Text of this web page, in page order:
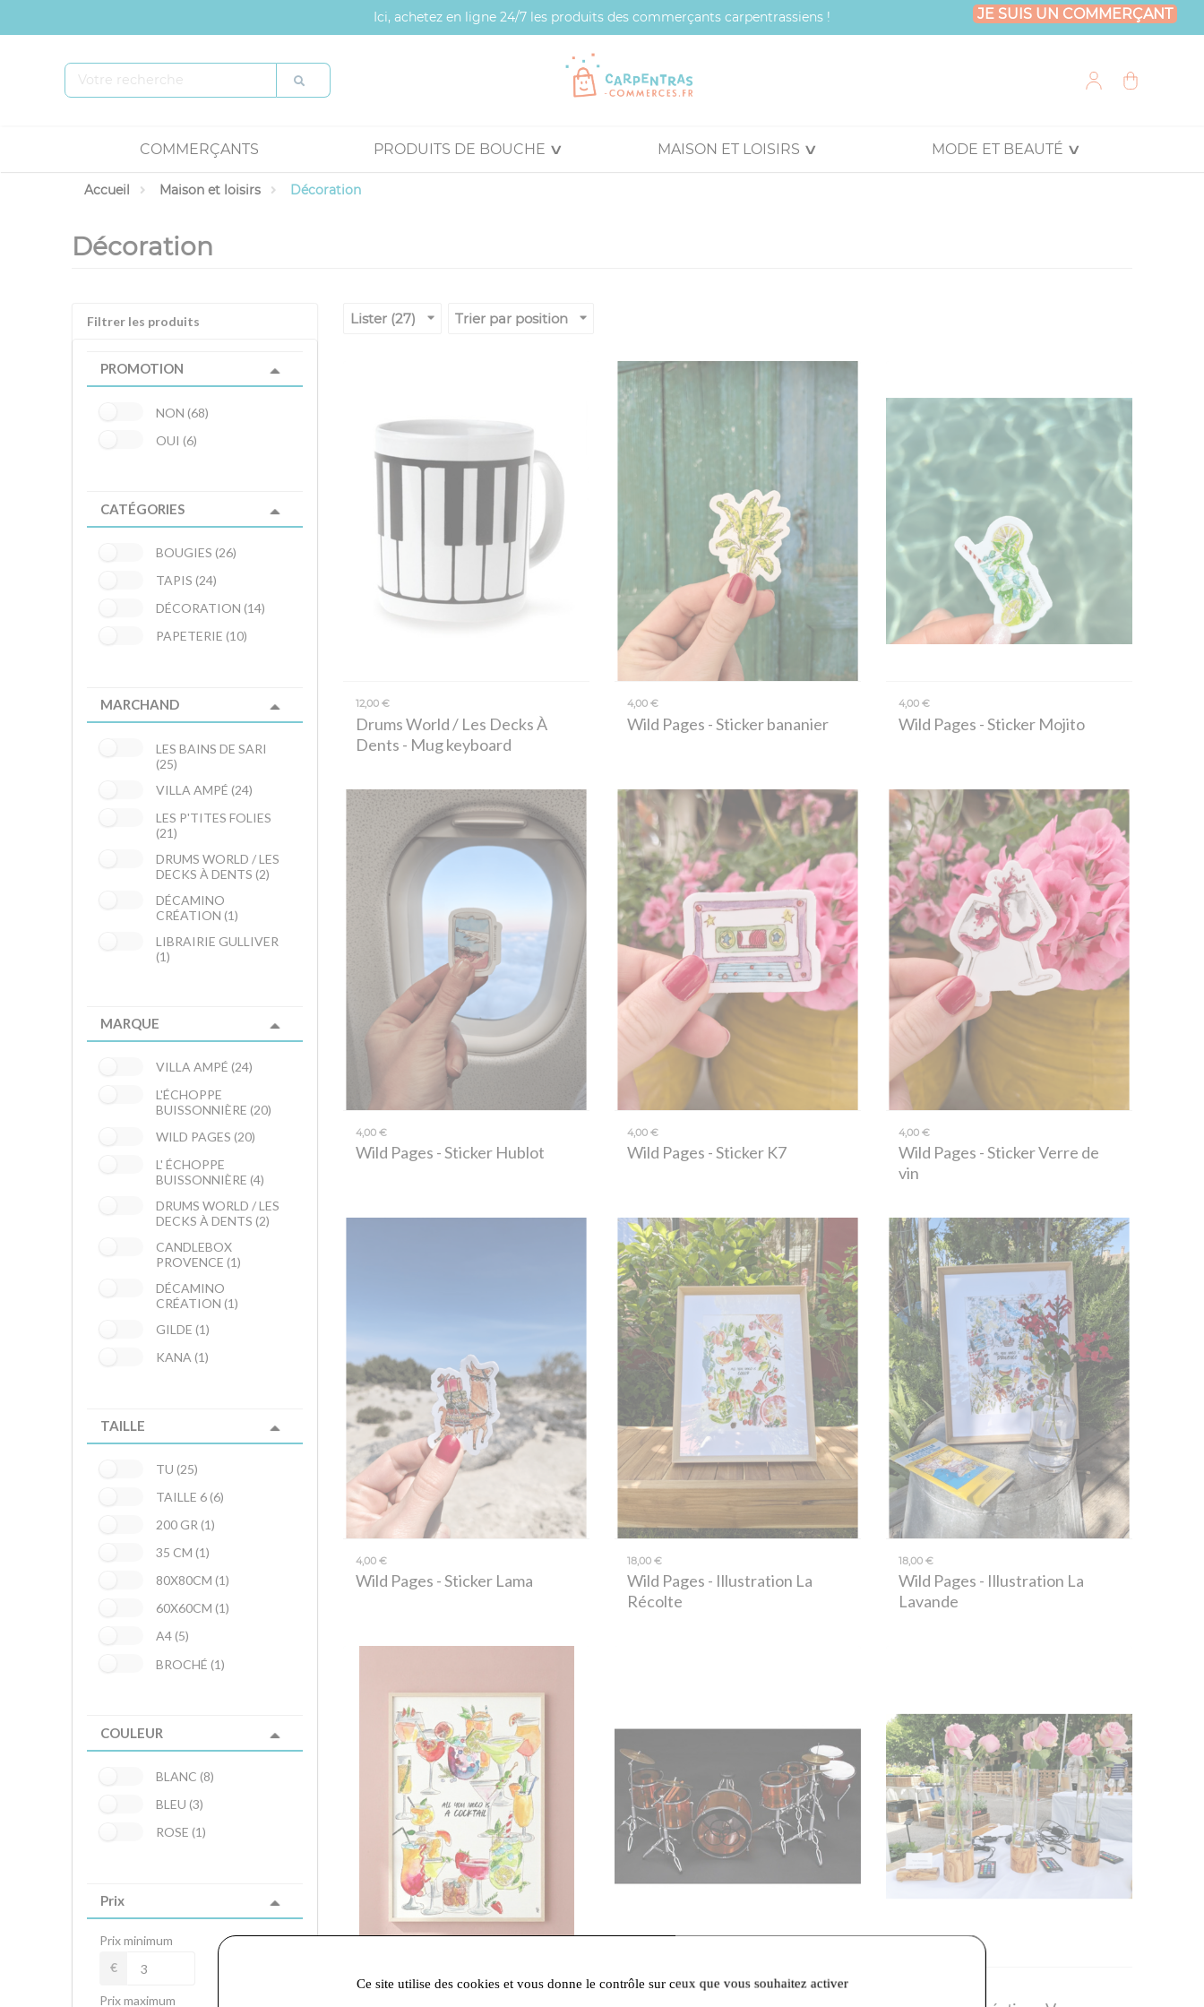
Ici, achetez en ligne 24/7 les produits des commerçants carpentrassiens ! JE SUIS UN COMMERÇANT
COMMERÇANTS PRODUITS DE BOUCHE MAISON ET LOISIRS MODE ET BEAUTÉ
Accueil Maison et loisirs Décoration
Décoration
Filtrer les produits
PROMOTION
NON (68)
OUI (6)
CATÉGORIES
BOUGIES (26)
TAPIS (24)
DÉCORATION (14)
PAPETERIE (10)
MARCHAND
LES BAINS DE SARI
(25)
VILLA AMPÉ (24)
LES P'TITES FOLIES
(21)
DRUMS WORLD / LES
DECKS À DENTS (2)
DÉCAMINO
CRÉATION (1)
LIBRAIRIE GULLIVER
(1)
MARQUE
VILLA AMPÉ (24)
L'ÉCHOPPE
BUISSONNIÈRE (20)
WILD PAGES (20)
L' ÉCHOPPE
BUISSONNIÈRE (4)
DRUMS WORLD / LES
DECKS À DENTS (2)
CANDLEBOX
PROVENCE (1)
DÉCAMINO
CRÉATION (1)
GILDE (1)
KANA (1)
TAILLE
TU (25)
TAILLE 6 (6)
200 GR (1)
35 CM (1)
80X80CM (1)
60X60CM (1)
A4 (5)
BROCHÉ (1)
COULEUR
BLANC (8)
BLEU (3)
ROSE (1)
Prix
Prix minimum
€
Prix maximum
Lister (27) Trier par position
12,00 €
Drums World / Les Decks À
Dents - Mug keyboard
4,00 €
Wild Pages - Sticker bananier
4,00 €
Wild Pages - Sticker Mojito
4,00 €
Wild Pages - Sticker Hublot
4,00 €
Wild Pages - Sticker K7
4,00 €
Wild Pages - Sticker Verre de
vin
4,00 €
Wild Pages - Sticker Lama
18,00 €
Wild Pages - Illustration La
Récolte
18,00 €
Wild Pages - Illustration La
Lavande
18,00 € 99,00 €
Ce site utilise des cookies et vous donne le contrôle sur ceux que vous souhaitez activer